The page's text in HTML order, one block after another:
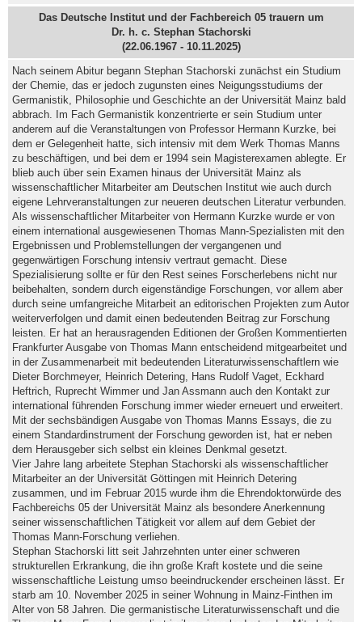
Das Deutsche Institut und der Fachbereich 05 trauern um
Dr. h. c. Stephan Stachorski
(22.06.1967 - 10.11.2025)
Nach seinem Abitur begann Stephan Stachorski zunächst ein Studium
der Chemie, das er jedoch zugunsten eines Neigungsstudiums der
Germanistik, Philosophie und Geschichte an der Universität Mainz bald
abbrach. Im Fach Germanistik konzentrierte er sein Studium unter
anderem auf die Veranstaltungen von Professor Hermann Kurzke, bei
dem er Gelegenheit hatte, sich intensiv mit dem Werk Thomas Manns
zu beschäftigen, und bei dem er 1994 sein Magisterexamen ablegte. Er
blieb auch über sein Examen hinaus der Universität Mainz als
wissenschaftlicher Mitarbeiter am Deutschen Institut wie auch durch
eigene Lehrveranstaltungen zur neueren deutschen Literatur verbunden.
Als wissenschaftlicher Mitarbeiter von Hermann Kurzke wurde er von
einem international ausgewiesenen Thomas Mann-Spezialisten mit den
Ergebnissen und Problemstellungen der vergangenen und
gegenwärtigen Forschung intensiv vertraut gemacht. Diese
Spezialisierung sollte er für den Rest seines Forscherlebens nicht nur
beibehalten, sondern durch eigenständige Forschungen, vor allem aber
durch seine umfangreiche Mitarbeit an editorischen Projekten zum Autor
weiterverfolgen und damit einen bedeutenden Beitrag zur Forschung
leisten. Er hat an herausragenden Editionen der Großen Kommentierten
Frankfurter Ausgabe von Thomas Mann entscheidend mitgearbeitet und
in der Zusammenarbeit mit bedeutenden Literaturwissenschaftlern wie
Dieter Borchmeyer, Heinrich Detering, Hans Rudolf Vaget, Eckhard
Heftrich, Ruprecht Wimmer und Jan Assmann auch den Kontakt zur
international führenden Forschung immer wieder erneuert und erweitert.
Mit der sechsbändigen Ausgabe von Thomas Manns Essays, die zu
einem Standardinstrument der Forschung geworden ist, hat er neben
dem Herausgeber sich selbst ein kleines Denkmal gesetzt.
Vier Jahre lang arbeitete Stephan Stachorski als wissenschaftlicher
Mitarbeiter an der Universität Göttingen mit Heinrich Detering
zusammen, und im Februar 2015 wurde ihm die Ehrendoktorwürde des
Fachbereichs 05 der Universität Mainz als besondere Anerkennung
seiner wissenschaftlichen Tätigkeit vor allem auf dem Gebiet der
Thomas Mann-Forschung verliehen.
Stephan Stachorski litt seit Jahrzehnten unter einer schweren
strukturellen Erkrankung, die ihn große Kraft kostete und die seine
wissenschaftliche Leistung umso beeindruckender erscheinen lässt. Er
starb am 10. November 2025 in seiner Wohnung in Mainz-Finthen im
Alter von 58 Jahren. Die germanistische Literaturwissenschaft und die